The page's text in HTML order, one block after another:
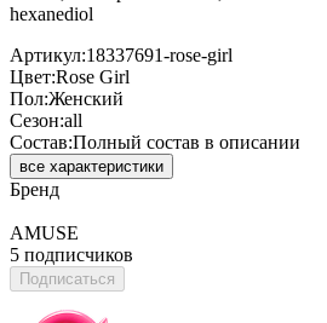
hexanediol
Артикул:18337691-rose-girl
Цвет:Rose Girl
Пол:Женский
Сезон:all
Состав:Полный состав в описании
все характеристики
Бренд
AMUSE
5 подписчиков
Подписаться